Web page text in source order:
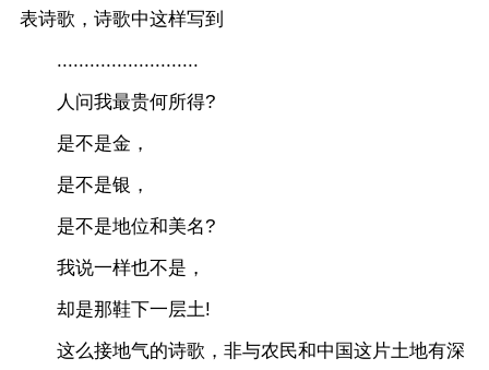
表诗歌，诗歌中这样写到
..........................
人问我最贵何所得?
是不是金，
是不是银，
是不是地位和美名?
我说一样也不是，
却是那鞋下一层土!
这么接地气的诗歌，非与农民和中国这片土地有深